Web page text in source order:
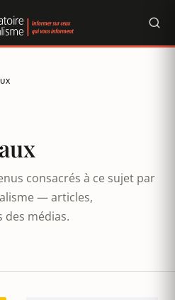
consacrés à ce sujet par
— articles,
des médias.